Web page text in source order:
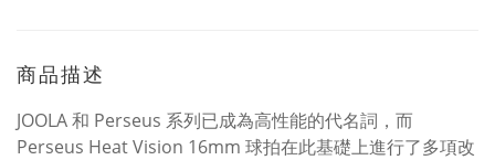
商品描述
JOOLA 和 Perseus 系列已成為高性能的代名詞，而
Perseus Heat Vision 16mm 球拍在此基礎上進行了多項改